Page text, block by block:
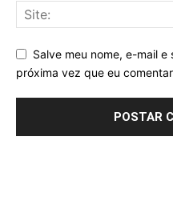
Salve meu nome, e-mail
próxima vez que eu